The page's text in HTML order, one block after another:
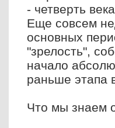
- четверть
Еще совсем
основных
"зрелость",
начало
раньше этапа
Что мы знаем